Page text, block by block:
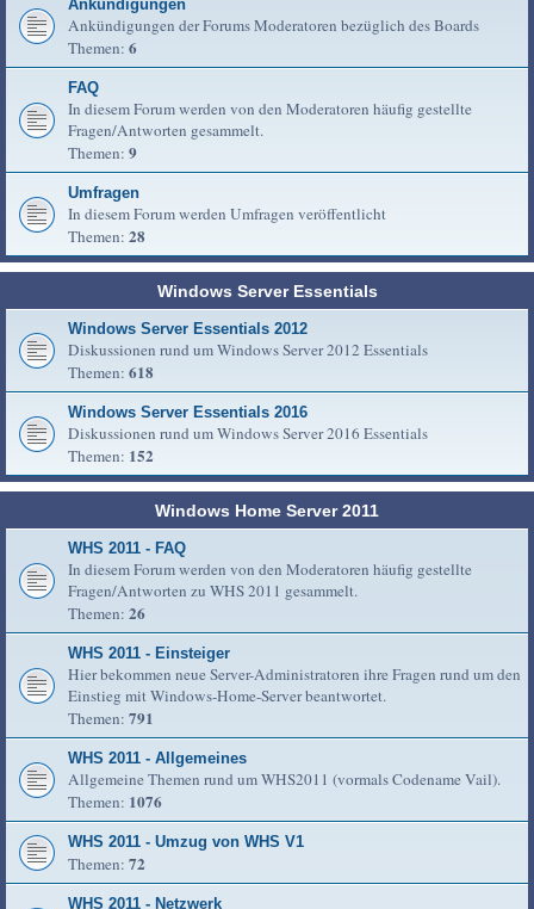
Ankündigungen
Ankündigungen der Forums Moderatoren bezüglich des Boards
Themen: 6
FAQ
In diesem Forum werden von den Moderatoren häufig gestellte
Fragen/Antworten gesammelt.
Themen: 9
Umfragen
In diesem Forum werden Umfragen veröffentlicht
Themen: 28
Windows Server Essentials
Windows Server Essentials 2012
Diskussionen rund um Windows Server 2012 Essentials
Themen: 618
Windows Server Essentials 2016
Diskussionen rund um Windows Server 2016 Essentials
Themen: 152
Windows Home Server 2011
WHS 2011 - FAQ
In diesem Forum werden von den Moderatoren häufig gestellte
Fragen/Antworten zu WHS 2011 gesammelt.
Themen: 26
WHS 2011 - Einsteiger
Hier bekommen neue Server-Administratoren ihre Fragen rund um den
Einstieg mit Windows-Home-Server beantwortet.
Themen: 791
WHS 2011 - Allgemeines
Allgemeine Themen rund um WHS2011 (vormals Codename Vail).
Themen: 1076
WHS 2011 - Umzug von WHS V1
Themen: 72
WHS 2011 - Netzwerk